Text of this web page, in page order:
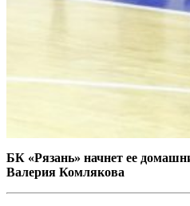
БК «Рязань» начнет ее
Валерия Комлякова